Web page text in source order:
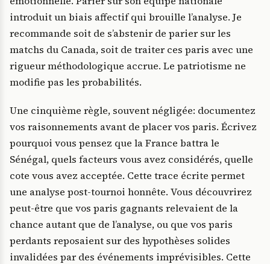
introduit un biais affectif qui brouille l’analyse. Je
recommande soit de s’abstenir de parier sur les
matchs du Canada, soit de traiter ces paris avec une
rigueur méthodologique accrue. Le patriotisme ne
modifie pas les probabilités.
Une cinquième règle, souvent négligée: documentez
vos raisonnements avant de placer vos paris. Écrivez
pourquoi vous pensez que la France battra le
Sénégal, quels facteurs vous avez considérés, quelle
cote vous avez acceptée. Cette trace écrite permet
une analyse post-tournoi honnête. Vous découvrirez
peut-être que vos paris gagnants relevaient de la
chance autant que de l’analyse, ou que vos paris
perdants reposaient sur des hypothèses solides
invalidées par des événements imprévisibles. Cette